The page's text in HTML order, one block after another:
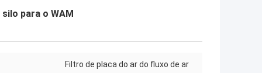
para o WAM
Filtro de placa do ar do fluxo de ar